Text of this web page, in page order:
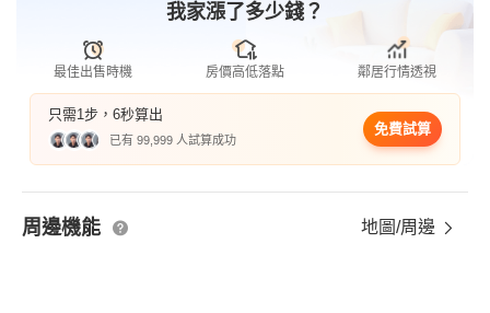
我家漲了多少錢？
最佳出售時機 房價高低落點 鄰居行情透視
只需1步，6秒算出
已有 99,999 人試算成功
免費試算
周邊機能 地圖/周邊